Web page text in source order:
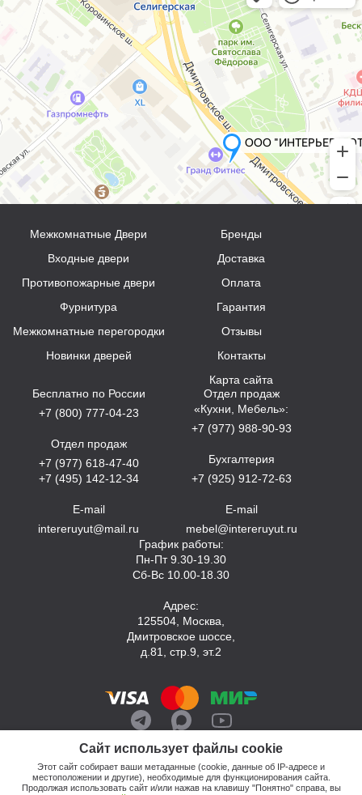
Сайт использует файлы cookie
Этот сайт собирает ваши метаданные (cookie, данные об IP-адресе и
местоположении и другие), необходимые для функционирования сайта.
Продолжая использовать сайт и/или нажав на клавишу "Понятно" справа, вы
Межкомнатные Двери
Входные двери
Противопожарные двери
Фурнитура
Межкомнатные перегородки
Новинки дверей
Бренды
Доставка
Оплата
Гарантия
Отзывы
Контакты
Карта сайта
Бесплатно по России
+7 (800) 777-04-23
Отдел продаж
+7 (977) 618-47-40
+7 (495) 142-12-34
E-mail
intereruyut@mail.ru
Отдел продаж
«Кухни, Мебель»:
+7 (977) 988-90-93
Бухгалтерия
+7 (925) 912-72-63
E-mail
mebel@intereruyut.ru
График работы:
Пн-Пт 9.30-19.30
Сб-Вс 10.00-18.30
Адрес:
125504, Москва,
Дмитровское шоссе,
д.81, стр.9, эт.2